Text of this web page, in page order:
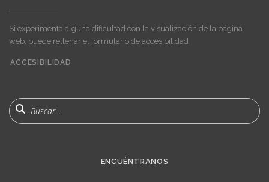
Si experimenta alguna dificultad con la visualización de la página
web, puede rellenar el formulario de accesibilidad
menu
ACCESIBILIDAD
Buscar
ENCUÉNTRANOS